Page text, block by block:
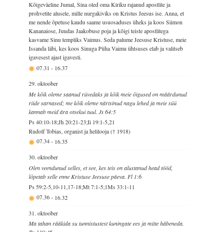
Kõigeväeline Jumal, Sina oled oma Kiriku rajanud apostlite ja
prohvetite alusele, mille nurgakiviks on Kristus Jeesus ise. Anna, et
me nende õpetuse kaudu saame usuosaduses üheks ja koos Siimon
Kananaiose, Juudas Jaakobuse poja ja kõigi teiste apostlitega
kasvame Sinu templiks Vaimus. Seda palume Jeesuse Kristuse, meie
Issanda läbi, kes koos Sinuga Püha Vaimu ühtsuses elab ja valitseb
igavesest ajast igavesti.
07.31 - 16.37
29. oktoober
Me kõik oleme saanud rüvedaks ja kõik meie õigused on määrdunud
riide sarnased; me kõik oleme närtsinud nagu lehed ja meie süü
kannab meid ära otsekui tuul. Js 64:5
Ps 40:10-18;Jh 20:21-23;Ii 19:1-5,21
Rudolf Tobias, organist ja helilooja († 1918)
07.34- 16.35
30. oktoober
Olen veendunud selles, et see, kes teis on alustanud head tööd,
lõpetab selle enne Kristuse Jeesuse päeva. Fl 1:6
Ps 59:2-5,10-11,17-18;Mt 7:1-5;1Ms 33:1-11
07.36- 16.32
31. oktoober
Ma tahan rääkida su tunnistustest kuningate ees ja mitte häbeneda.